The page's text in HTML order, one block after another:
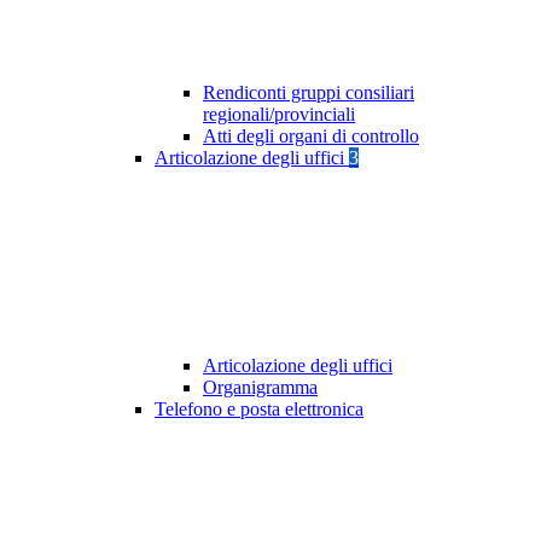
Rendiconti gruppi consiliari
regionali/provinciali
Atti degli organi di controllo
Articolazione degli uffici 3
Articolazione degli uffici
Organigramma
Telefono e posta elettronica